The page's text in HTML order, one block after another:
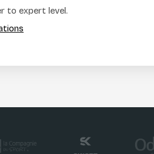
to expert level.